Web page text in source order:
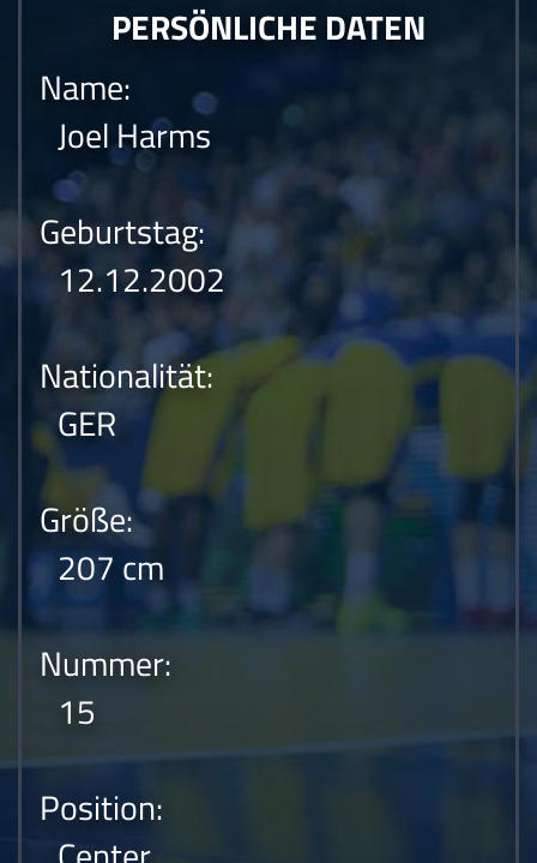
PERSÖNLICHE DATEN
Name:
Joel Harms
Geburtstag:
12.12.2002
Nationalität:
GER
Größe:
207 cm
Nummer:
15
Position: